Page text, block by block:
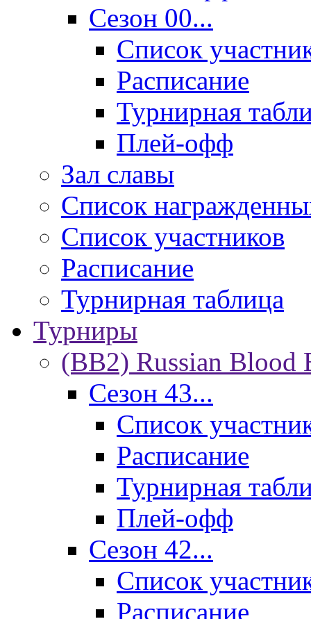
Сезон 00...
Список
Расписание
Турнирная
Плей-офф
Зал славы
Список
Список участников
Расписание
Турнирная таблица
Турниры
(BB2) Russian Blood
Сезон 43...
Список
Расписание
Турнирная
Плей-офф
Сезон 42...
Список
Расписание